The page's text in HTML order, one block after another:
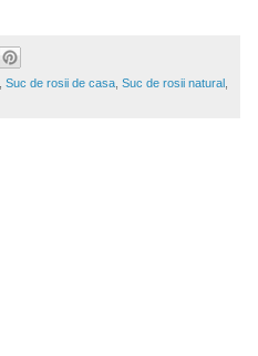
Suc de rosii de casa Suc de rosii natural